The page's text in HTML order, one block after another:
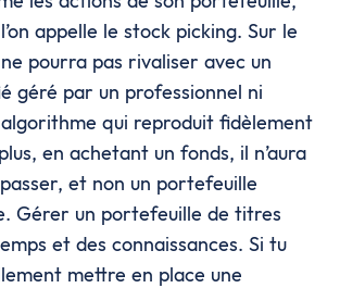
appelle le stock picking. Sur le
pourra pas rivaliser avec un
géré par un professionnel ni
qui reproduit fidèlement
en achetant un fonds, il n’aura
et non un portefeuille
Gérer un portefeuille de titres
et des connaissances. Si tu
mettre en place une